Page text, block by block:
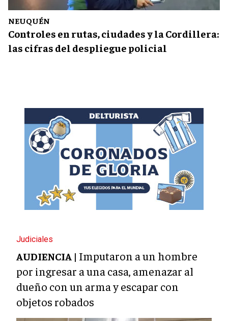
NEUQUÉN
Controles en rutas, ciudades y la Cordillera:
las cifras del despliegue policial
Judiciales
AUDIENCIA | Imputaron a un hombre
por ingresar a una casa, amenazar al
dueño con un arma y escapar con
objetos robados